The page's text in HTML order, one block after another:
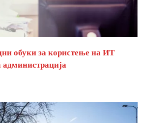
обуки за користење на ИТ
администрација